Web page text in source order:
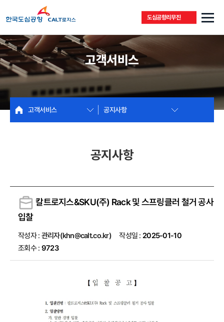
도심공항리무진
고객서비스
고객서비스 공지사항
공지사항
칼트로지스&SKU(주) Rack 및 스프링클러 철거 공사
입찰
작성자 : 관리자(khn@calt.co.kr) 작성일 : 2025-01-10
조회수 : 9723